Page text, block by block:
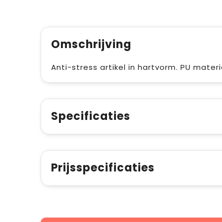
Omschrijving
Anti-stress artikel in hartvorm. PU
Specificaties
Prijsspecificaties